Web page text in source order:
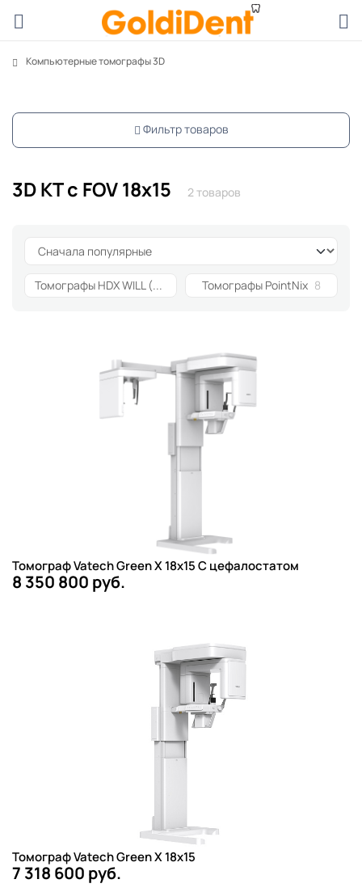
Компьютерные томографы 3D
Фильтр товаров
3D КТ с FOV 18x15 2 товаров
Томографы HDX WILL (Dentri) 6Томографы PointNix 8
Томограф Vatech Green X 18x15 С цефалостатом
8 350 800 руб.
Томограф Vatech Green X 18x15
7 318 600 руб.